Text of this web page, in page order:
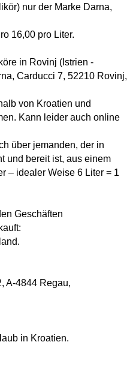
nur der Marke Darna,
16,00 pro Liter.
in Rovinj (Istrien -
Carducci 7, 52210 Rovinj,
von Kroatien und
Kann leider auch online
über jemanden, der in
und bereit ist, aus einem
– idealer Weise 6 Liter = 1
Geschäften
A-4844 Regau,
in Kroatien.